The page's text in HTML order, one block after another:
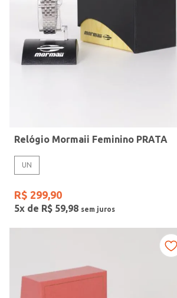
Faixas de preço
– R$
Relógio Mormaii Feminino PRATA
UN
R$ 299,90
5x de R$ 59,98